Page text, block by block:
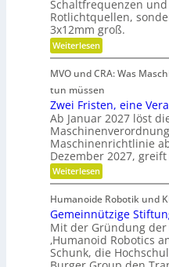
K
u
n
s
t
t
o
f
f
b
r
n
c
h
e
t
d
a
n
k
Ö
l
a
u
s
g
e
i
c
h
n
d
g
e
t
e
b
e
l
o
s
t
e
u
n
d
s
i
h
e
r
R
o
u
t
e
g
e
n
e
r
a
Schaltfrequenzen
Rotlichtquellen,
3x12mm groß.
Weiterlesen:
M
n
i
t
u
r
-
S
e
n
s
o
r
e
n
f
ü
r
MVO und CRA: Was
tun müssen
Zwei Fristen, eine
Ab Januar 2027 löst
Maschinenrichtlinie
Dezember 2027,
Weiterlesen:
Z
e
i
F
r
i
s
Humanoide Robotik und
Gemeinnützige
Mit der Gründung
‚Humanoid Robotics
Schunk, die